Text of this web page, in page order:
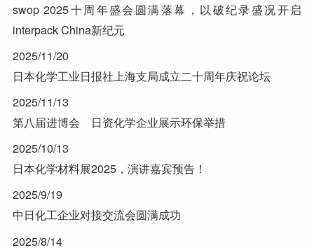
swop 2025十周年盛会圆满落幕，以破纪录盛况开启
interpack China新纪元
2025/11/20
日本化学工业日报社上海支局成立二十周年庆祝论坛
2025/11/13
第八届进博会 日资化学企业展示环保举措
2025/10/13
日本化学材料展2025，演讲嘉宾预告！
2025/9/19
中日化工企业对接交流会圆满成功
2025/8/14